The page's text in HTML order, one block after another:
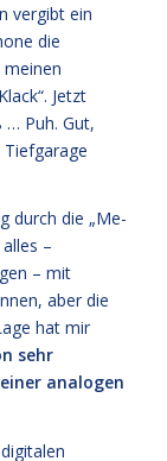
vergibt ein
die
Jetzt
… Puh. Gut,
durch die „Me-
–
– mit
aber die
hat mir
sehr
analogen